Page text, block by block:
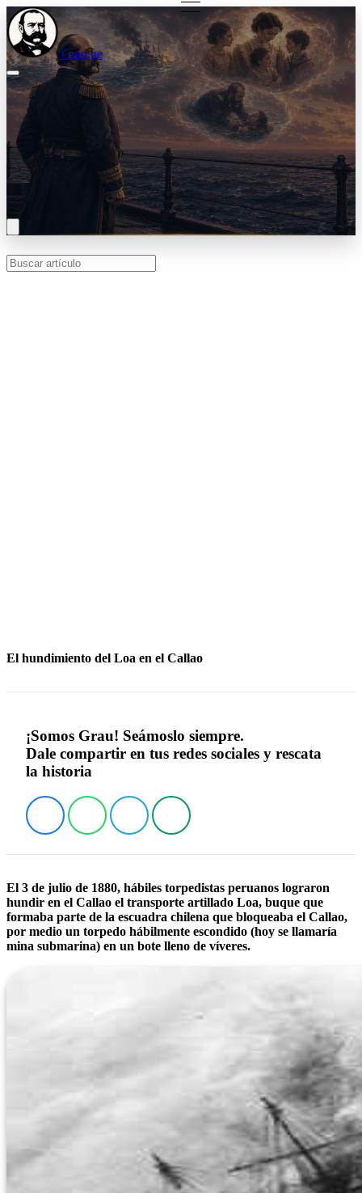
Grau.pe
El hundimiento del Loa en el Callao
¡Somos Grau! Seámoslo siempre.
Dale compartir en tus redes sociales y rescata
la historia
El 3 de julio de 1880, hábiles torpedistas peruanos lograron
hundir en el Callao el transporte artillado Loa, buque que
formaba parte de la escuadra chilena que bloqueaba el Callao,
por medio un torpedo hábilmente escondido (hoy se llamaría
mina submarina) en un bote lleno de víveres.